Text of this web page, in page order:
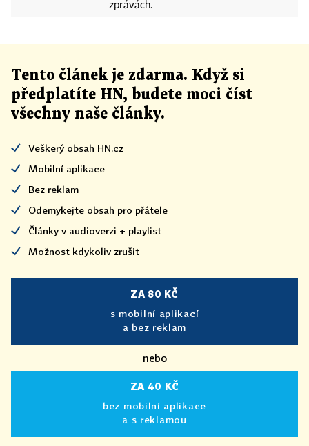
zprávách.
Tento článek je zdarma. Když si
předplatíte HN, budete moci číst
všechny naše články.
Veškerý obsah HN.cz
Mobilní aplikace
Bez reklam
Odemykejte obsah pro přátele
Články v audioverzi + playlist
Možnost kdykoliv zrušit
ZA 80 KČ
s mobilní aplikací
a bez reklam
nebo
ZA 40 KČ
bez mobilní aplikace
a s reklamou